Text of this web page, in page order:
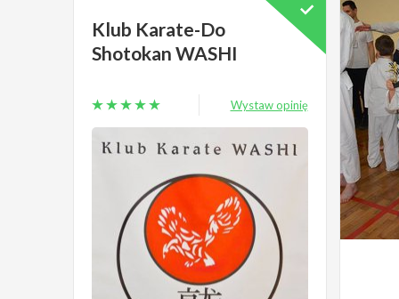
Klub Karate-Do
Shotokan WASHI
Wystaw opinię